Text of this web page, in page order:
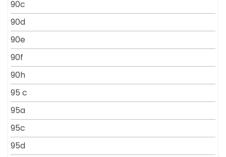
90c
90d
90e
90f
90h
95 c
95a
95c
95d